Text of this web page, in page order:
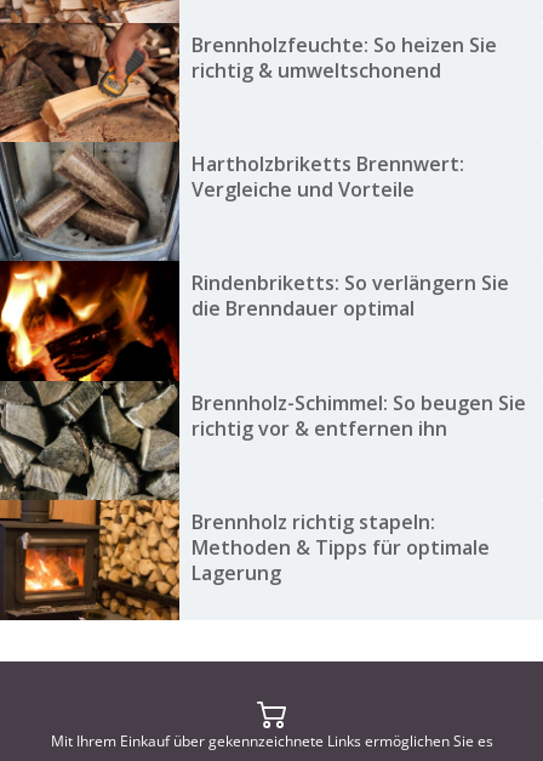
Brennholzfeuchte: So heizen Sie
richtig & umweltschonend
Hartholzbriketts Brennwert:
Vergleiche und Vorteile
Rindenbriketts: So verlängern Sie
die Brenndauer optimal
Brennholz-Schimmel: So beugen Sie
richtig vor & entfernen ihn
Brennholz richtig stapeln:
Methoden & Tipps für optimale
Lagerung
Mit Ihrem Einkauf über gekennzeichnete Links ermöglichen Sie es